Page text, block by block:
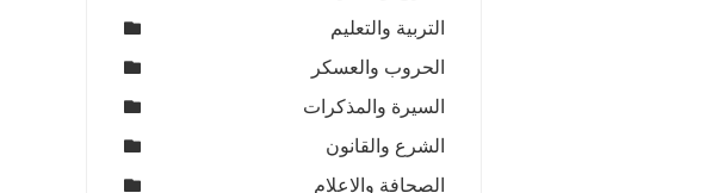
التربية والتعليم
الحروب والعسكر
السيرة والمذكرات
الشرع والقانون
الصحافة والاعلام